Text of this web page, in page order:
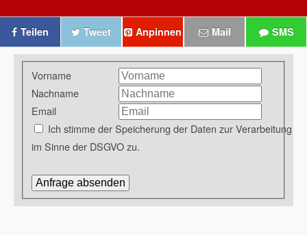
Teilen Tweet Anpinnen Mail SMS
Vorname
Nachname
Email
Ich stimme der Speicherung der Daten zur Verarbeitung
im Sinne der DSGVO zu.